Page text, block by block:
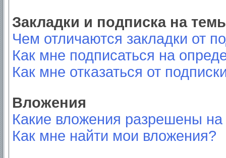
Закладки и подписка на
Чем отличаются закладки от
Как мне подписаться на
Как мне отказаться от
Вложения
Какие вложения разрешены
Как мне найти мои вложения?